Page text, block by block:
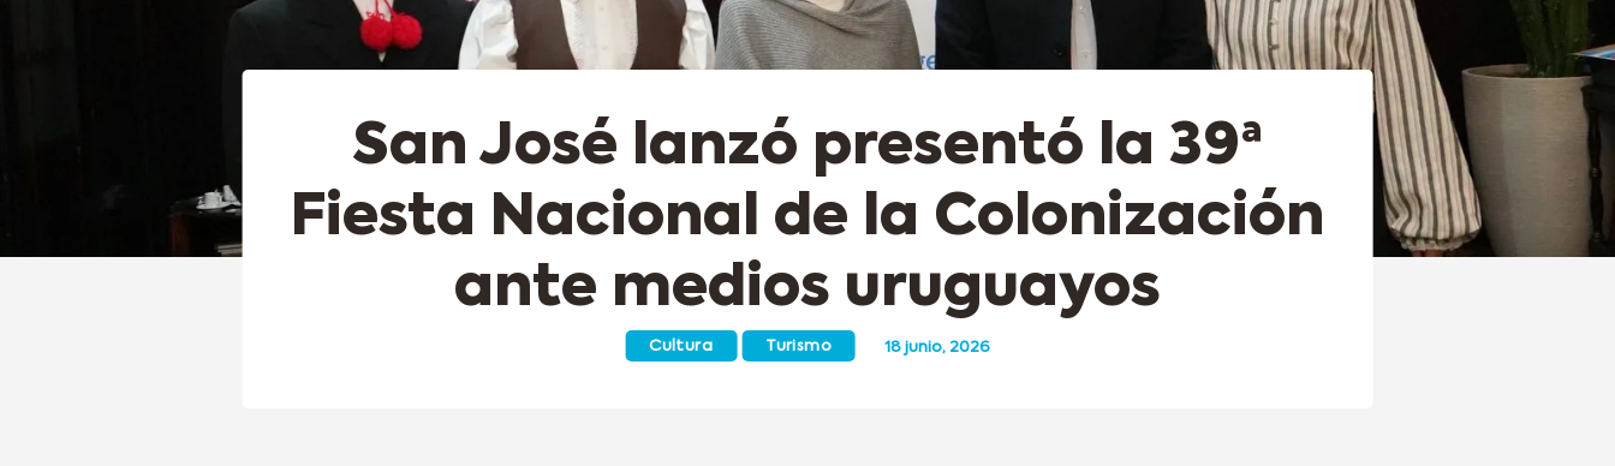
San José lanzó presentó la 39ª
Fiesta Nacional de la Colonización
ante medios uruguayos
Cultura Turismo 18 junio, 2026